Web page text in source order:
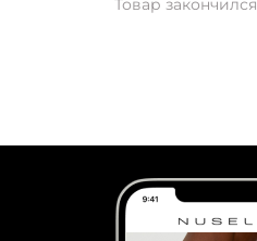
Товар закончился